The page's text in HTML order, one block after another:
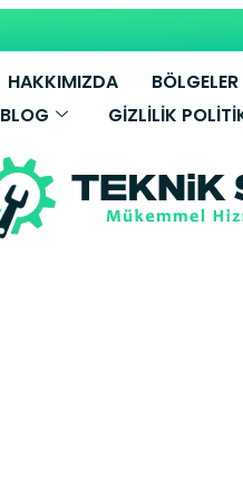
HAKKIMIZDA BÖLGELER
BLOG
GIZLILIK